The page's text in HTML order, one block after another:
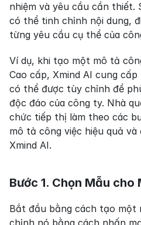
nhiệm và yêu cầu cần thiết.
có thể tinh chỉnh nội dung,
từng yêu cầu cụ thể của
Ví dụ, khi tạo một mô tả
Cao cấp, Xmind AI cung
có thể được tùy chỉnh để
độc đáo của công ty. Nhà
chức tiếp thị làm theo các
mô tả công việc hiệu quả
Xmind AI.
Bước 1. Chọn Mẫu
Bắt đầu bằng cách tạo một